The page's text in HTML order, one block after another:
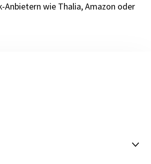
Anbietern wie Thalia, Amazon oder